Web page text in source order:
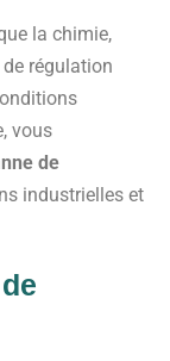
la chimie,
de régulation
vous
de
industrielles et